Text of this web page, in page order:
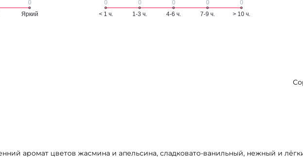
аромат цветов жасмина и апельсина, сладковато-ванильный, нежный и